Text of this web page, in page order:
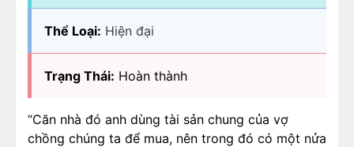
Thể Loại: Hiện đại
Trạng Thái: Hoàn thành
“Căn nhà đó anh dùng tài sản chung của vợ
chồng chúng ta để mua, nên trong đó có một nửa